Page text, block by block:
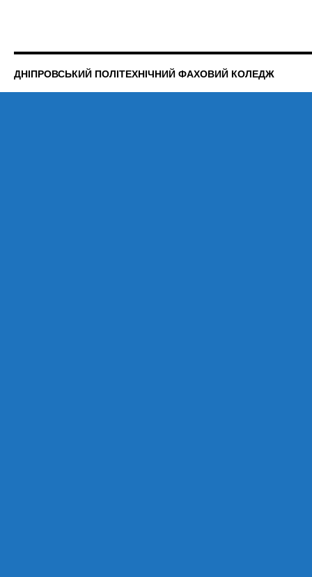
ДНІПРОВСЬКИЙ ПОЛІТЕХНІЧНИЙ ФАХОВИЙ КОЛЕДЖ